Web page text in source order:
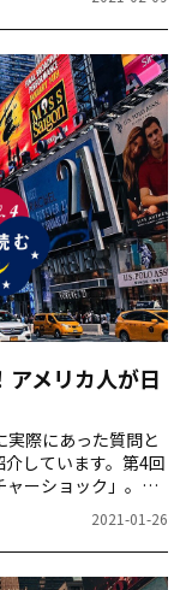
、文化の違いがよく
アメリカ人が日
実際にあった質問と
しています。第4回
ーショック」。日
2021-01-26